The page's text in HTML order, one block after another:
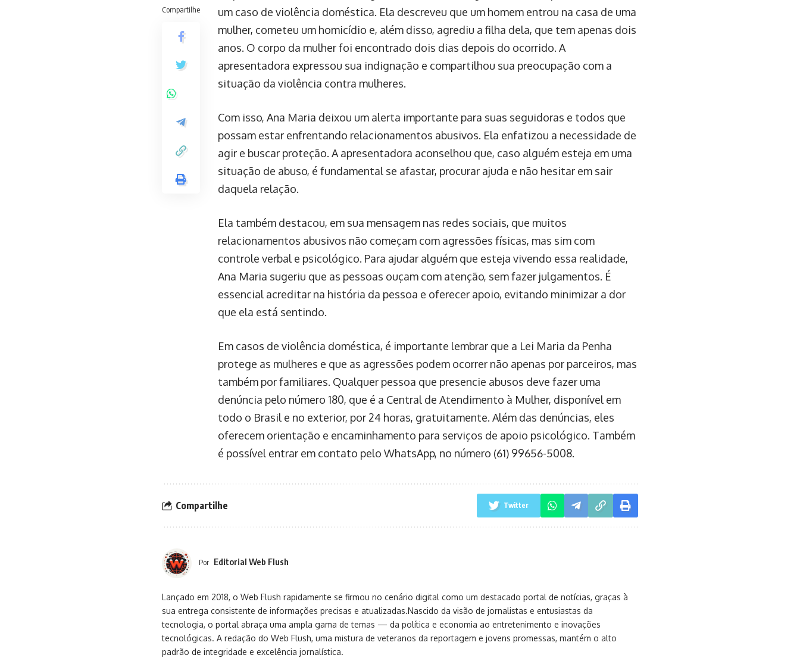
Compartilhe
um caso de violência doméstica. Ela descreveu que um homem entrou na casa de uma
mulher, cometeu um homicídio e, além disso, agrediu a filha dela, que tem apenas dois
anos. O corpo da mulher foi encontrado dois dias depois do ocorrido. A
apresentadora expressou sua indignação e compartilhou sua preocupação com a
situação da violência contra mulheres.
Com isso, Ana Maria deixou um alerta importante para suas seguidoras e todos que
possam estar enfrentando relacionamentos abusivos. Ela enfatizou a necessidade de
agir e buscar proteção. A apresentadora aconselhou que, caso alguém esteja em uma
situação de abuso, é fundamental se afastar, procurar ajuda e não hesitar em sair
daquela relação.
Ela também destacou, em sua mensagem nas redes sociais, que muitos
relacionamentos abusivos não começam com agressões físicas, mas sim com
controle verbal e psicológico. Para ajudar alguém que esteja vivendo essa realidade,
Ana Maria sugeriu que as pessoas ouçam com atenção, sem fazer julgamentos. É
essencial acreditar na história da pessoa e oferecer apoio, evitando minimizar a dor
que ela está sentindo.
Em casos de violência doméstica, é importante lembrar que a Lei Maria da Penha
protege as mulheres e que as agressões podem ocorrer não apenas por parceiros, mas
também por familiares. Qualquer pessoa que presencie abusos deve fazer uma
denúncia pelo número 180, que é a Central de Atendimento à Mulher, disponível em
todo o Brasil e no exterior, por 24 horas, gratuitamente. Além das denúncias, eles
oferecem orientação e encaminhamento para serviços de apoio psicológico. Também
é possível entrar em contato pelo WhatsApp, no número (61) 99656-5008.
Compartilhe Twitter
Por Editorial Web Flush
Lançado em 2018, o Web Flush rapidamente se firmou no cenário digital como um destacado portal de notícias, graças à
sua entrega consistente de informações precisas e atualizadas.Nascido da visão de jornalistas e entusiastas da
tecnologia, o portal abraça uma ampla gama de temas — da política e economia ao entretenimento e inovações
tecnológicas. A redação do Web Flush, uma mistura de veteranos da reportagem e jovens promessas, mantém o alto
padrão de integridade e excelência jornalística.